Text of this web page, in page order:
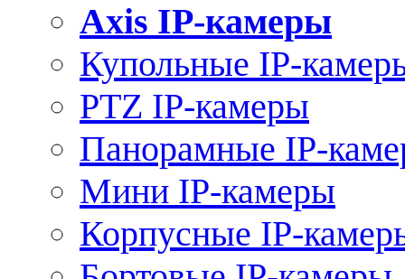
Axis IP-камеры
Купольные IP-
PTZ IP-камеры
Панорамные IP-
Мини IP-камеры
Корпусные IP-